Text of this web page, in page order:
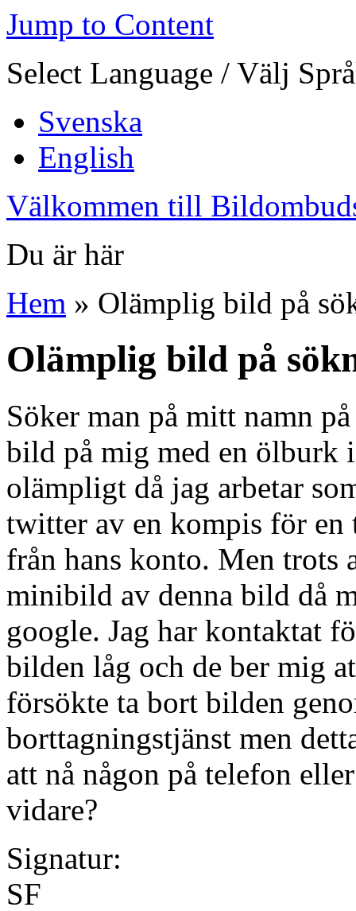
Jump to Content
Select Language / Välj
Svenska
English
Välkommen till
Du är här
Hem » Olämplig bild på
Olämplig bild på
Söker man på mitt namn
bild på mig med en ölburk
olämpligt då jag arbetar
twitter av en kompis för en
från hans konto. Men trots
minibild av denna bild då
google. Jag har kontaktat
bilden låg och de ber mig
försökte ta bort bilden
borttagningstjänst men
att nå någon på telefon
vidare?
Signatur:
SF